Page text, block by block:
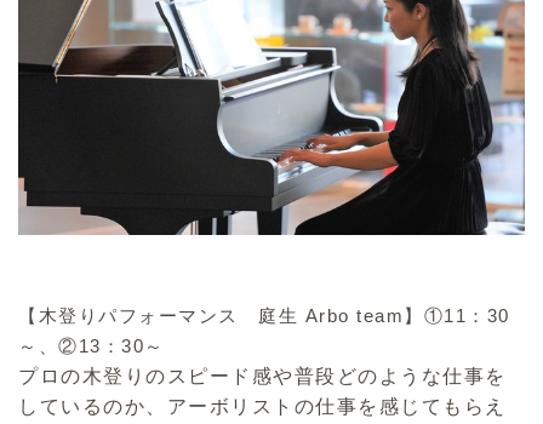
【木登りパフォーマンス 庭生 Arbo team】①11：30
～、②13：30～
プロの木登りのスピード感や普段どのような仕事を
しているのか、アーボリストの仕事を感じてもらえ